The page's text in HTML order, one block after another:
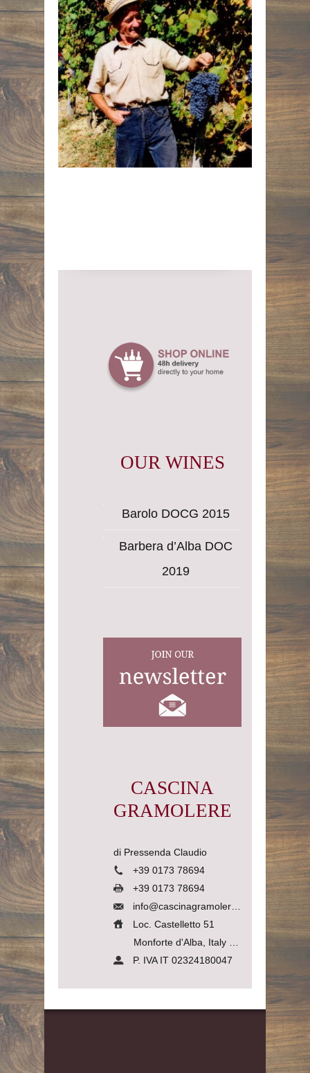
OUR WINES
Barolo DOCG 2015
Barbera d’Alba DOC
2019
CASCINA
GRAMOLERE
di Pressenda Claudio
+39 0173 78694
+39 0173 78694
info@cascinagramolere.com
Loc. Castelletto 51
Monforte d'Alba, Italy
P. IVA IT 02324180047